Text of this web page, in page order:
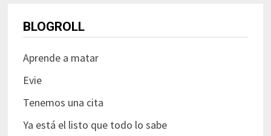
BLOGROLL
Aprende a matar
Evie
Tenemos una cita
Ya está el listo que todo lo sabe